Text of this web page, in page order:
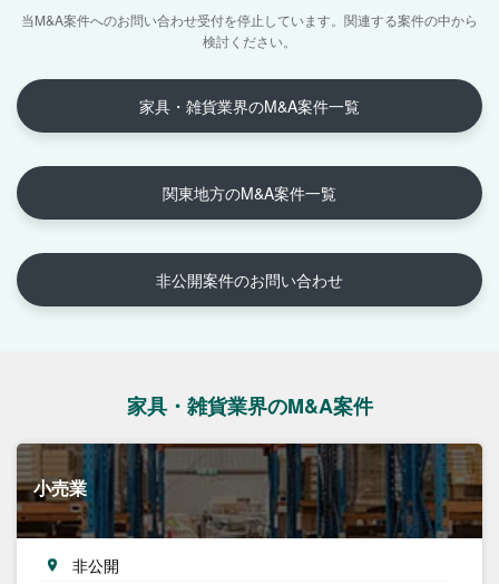
当M&A案件へのお問い合わせ受付を停止しています。 関連する案件の中から
検討ください。
家具・雑貨業界のM&A案件一覧
関東地方のM&A案件一覧
非公開案件のお問い合わせ
家具・雑貨業界のM&A案件
小売業
非公開